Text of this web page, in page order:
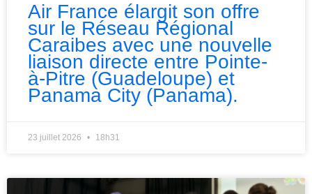
Air France élargit son offre
sur le Réseau Régional
Caraibes avec une nouvelle
liaison directe entre Pointe-
à-Pitre (Guadeloupe) et
Panama City (Panama).
23 juillet 2026 18h31